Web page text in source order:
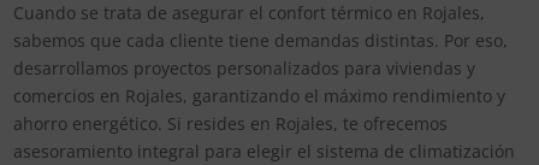
Cuando se trata de asegurar el confort térmico en Rojales,
sabemos que cada cliente tiene demandas distintas. Por eso,
desarrollamos proyectos personalizados para viviendas y
comercios en Rojales, garantizando el máximo rendimiento y
ahorro energético. Si resides en Rojales, te ofrecemos
asesoramiento integral para elegir el sistema de climatización